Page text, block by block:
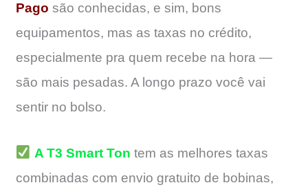
Pago são conhecidas, e sim, bons
equipamentos, mas as taxas no crédito,
especialmente pra quem recebe na hora —
são mais pesadas. A longo prazo você vai
sentir no bolso.
A T3 Smart Ton tem as melhores taxas
combinadas com envio gratuito de bobinas,